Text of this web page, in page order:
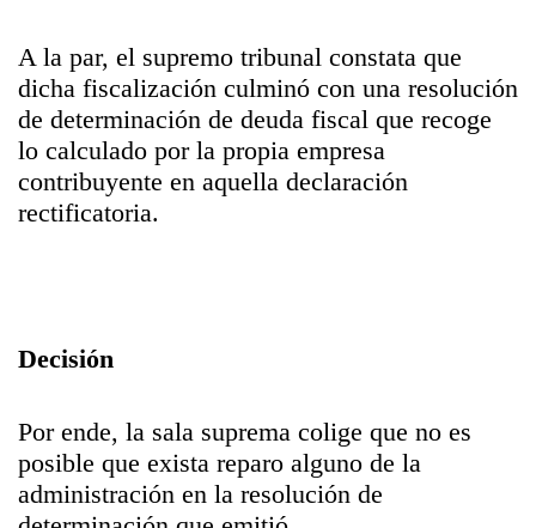
A la par, el supremo tribunal constata que
dicha fiscalización culminó con una resolución
de determinación de deuda fiscal que recoge
lo calculado por la propia empresa
contribuyente en aquella declaración
rectificatoria.
Decisión
Por ende, la sala suprema colige que no es
posible que exista reparo alguno de la
administración en la resolución de